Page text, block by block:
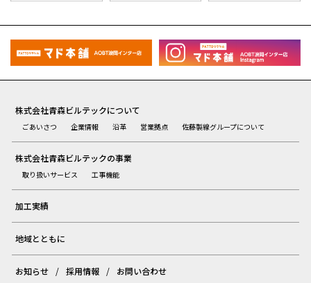
株式会社青森ビルテックについて
ごあいさつ 企業情報 沿革 営業拠点 佐藤製線グループについて
株式会社青森ビルテックの事業
取り扱いサービス 工事機能
加工実績
地域とともに
お知らせ 採用情報 お問い合わせ